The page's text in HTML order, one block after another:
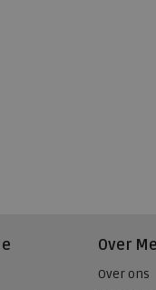
Over
Over ons